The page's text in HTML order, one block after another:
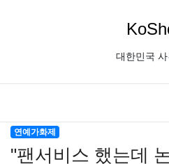
대한민국
연예가화제
"팬서비스 했는데